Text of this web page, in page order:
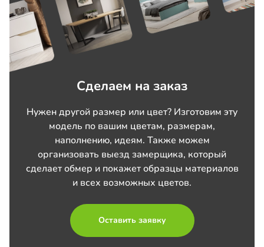
Сделаем на заказ
Нужен другой размер или цвет? Изготовим эту
модель по вашим цветам, размерам,
наполнению, идеям. Также можем
организовать выезд замерщика, который
сделает обмер и покажет образцы материалов
и всех возможных цветов.
Оставить заявку